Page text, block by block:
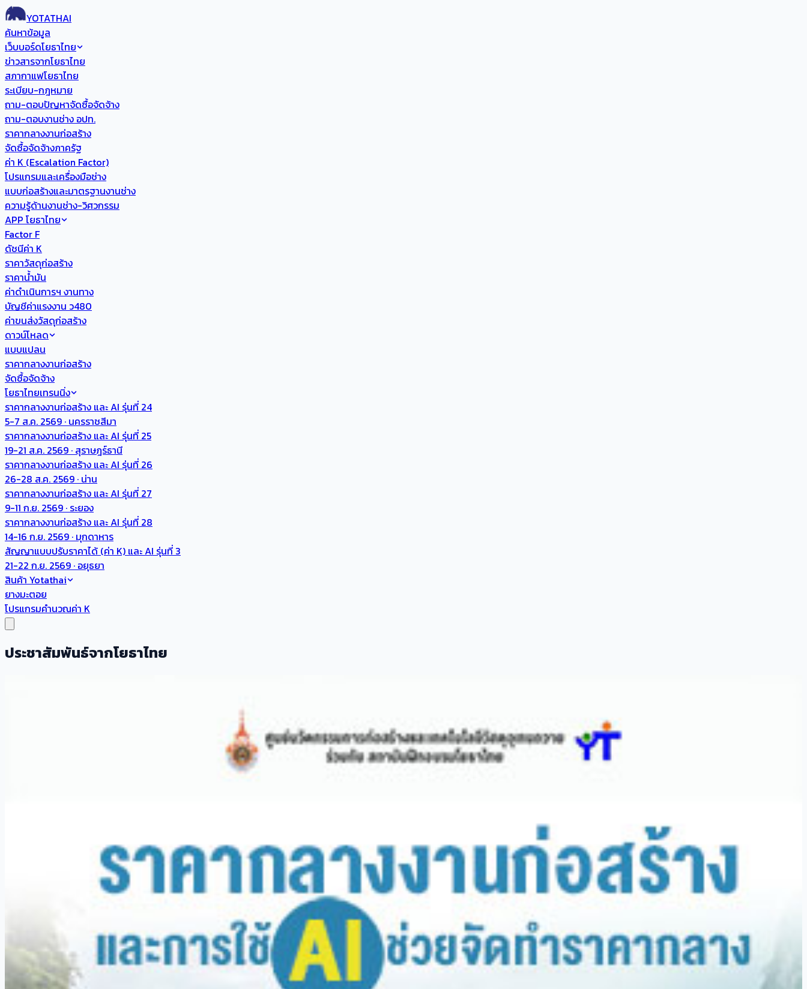
YOTATHAI
ค้นหาข้อมูล
เว็บบอร์ดโยธาไทย
ข่าวสารจากโยธาไทย
สภากาแฟโยธาไทย
ระเบียบ-กฎหมาย
ถาม-ตอบปัญหาจัดซื้อจัดจ้าง
ถาม-ตอบงานช่าง อปท.
ราคากลางงานก่อสร้าง
จัดซื้อจัดจ้างภาครัฐ
ค่า K (Escalation Factor)
โปรแกรมและเครื่องมือช่าง
แบบก่อสร้างและมาตรฐานงานช่าง
ความรู้ด้านงานช่าง-วิศวกรรม
APP โยธาไทย
Factor F
ดัชนีค่า K
ราคาวัสดุก่อสร้าง
ราคาน้ำมัน
ค่าดำเนินการฯ งานทาง
บัญชีค่าแรงงาน ว480
ค่าขนส่งวัสดุก่อสร้าง
ดาวน์โหลด
แบบแปลน
ราคากลางงานก่อสร้าง
จัดซื้อจัดจ้าง
โยธาไทยเทรนนิ่ง
ราคากลางงานก่อสร้าง และ AI รุ่นที่ 24
5-7 ส.ค. 2569 · นครราชสีมา
ราคากลางงานก่อสร้าง และ AI รุ่นที่ 25
19-21 ส.ค. 2569 · สุราษฎร์ธานี
ราคากลางงานก่อสร้าง และ AI รุ่นที่ 26
26-28 ส.ค. 2569 · น่าน
ราคากลางงานก่อสร้าง และ AI รุ่นที่ 27
9-11 ก.ย. 2569 · ระยอง
ราคากลางงานก่อสร้าง และ AI รุ่นที่ 28
14-16 ก.ย. 2569 · มุกดาหาร
สัญญาแบบปรับราคาได้ (ค่า K) และ AI รุ่นที่ 3
21-22 ก.ย. 2569 · อยุธยา
สินค้า Yotathai
ยางมะตอย
โปรแกรมคำนวณค่า K
ประชาสัมพันธ์จากโยธาไทย